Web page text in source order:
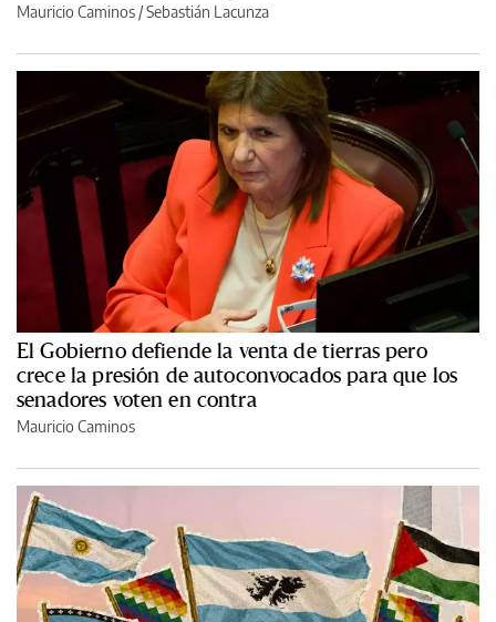
Mauricio Caminos /Sebastián Lacunza
El Gobierno defiende la venta de tierras pero
crece la presión de autoconvocados para que los
senadores voten en contra
Mauricio Caminos